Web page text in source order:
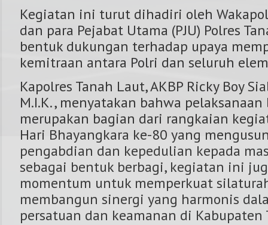
Kegiatan ini turut dihadiri oleh
dan para Pejabat Utama (PJU) Polres
bentuk dukungan terhadap upaya
kemitraan antara Polri dan seluruh
Kapolres Tanah Laut, AKBP Ricky Boy
M.I.K., menyatakan bahwa
merupakan bagian dari rangkaian
Hari Bhayangkara ke-80 yang
pengabdian dan kepedulian kepada
sebagai bentuk berbagi, kegiatan ini
momentum untuk memperkuat
membangun sinergi yang harmonis
persatuan dan keamanan di Kabupaten